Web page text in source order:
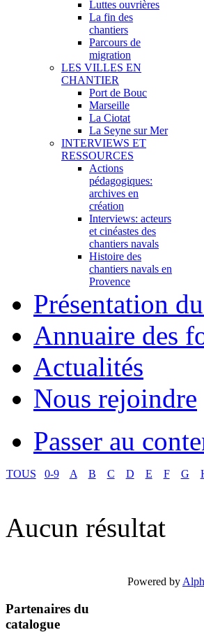
Luttes ouvrières
La fin des
chantiers
Parcours de
migration
LES VILLES EN
CHANTIER
Port de Bouc
Marseille
La Ciotat
La Seyne sur Mer
INTERVIEWS ET
RESSOURCES
Actions
pédagogiques:
archives en
création
Interviews: acteurs
et cinéastes des
chantiers navals
Histoire des
chantiers navals en
Provence
Présentation
Annuaire des
Actualités
Nous rejoindre
Passer au
TOUS 0-9 A B C D E F G
Aucun résultat
Powered by
Partenaires du
catalogue